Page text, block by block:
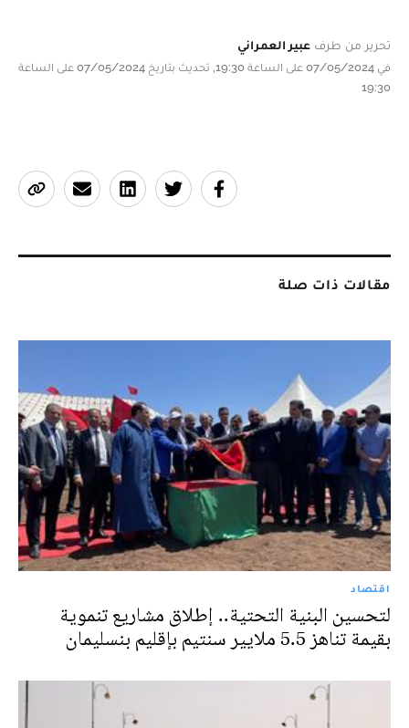
تحرير من طرف عبير العمراني
في 07/05/2024 على الساعة 19:30, تحديث بتاريخ 07/05/2024 على الساعة
19:30
مقالات ذات صلة
اقتصاد
لتحسين البنية التحتية.. إطلاق مشاريع تنموية
بقيمة تناهز 5.5 ملايير سنتيم بإقليم بنسليمان